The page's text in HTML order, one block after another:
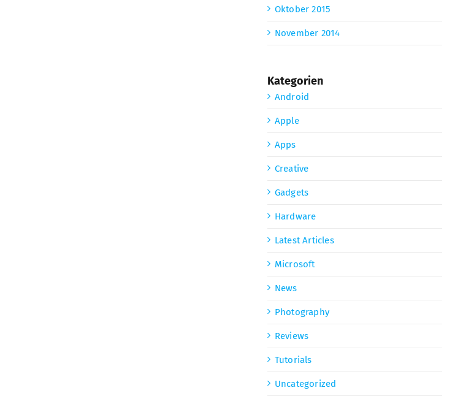
Oktober 2015
November 2014
Kategorien
Android
Apple
Apps
Creative
Gadgets
Hardware
Latest Articles
Microsoft
News
Photography
Reviews
Tutorials
Uncategorized